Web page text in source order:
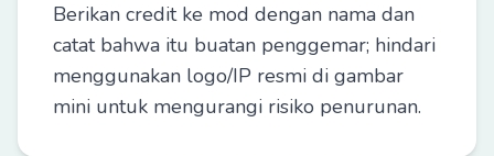
Berikan credit ke mod dengan nama dan
catat bahwa itu buatan penggemar; hindari
menggunakan logo/IP resmi di gambar
mini untuk mengurangi risiko penurunan.